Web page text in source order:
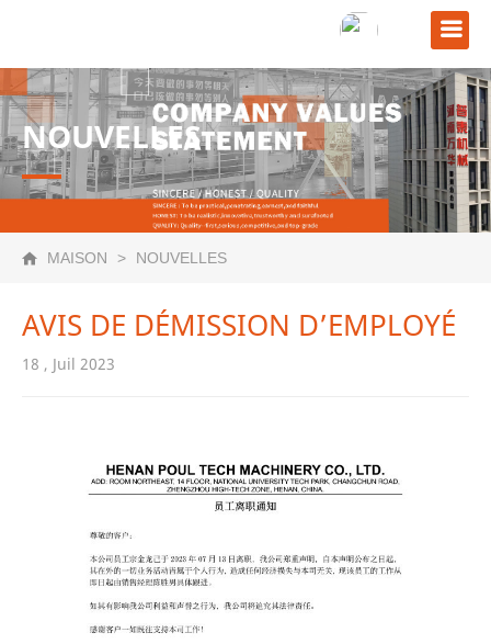
récolte automatique
NOUVELLES
MAISON > NOUVELLES
AVIS DE DÉMISSION D’EMPLOYÉ
18 , Juil 2023